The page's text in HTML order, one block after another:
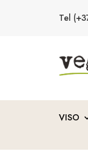
Tel
VISO